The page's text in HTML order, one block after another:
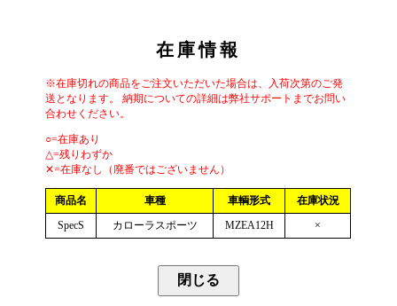
在庫情報
※在庫切れの商品をご注文いただいた場合は、入荷次第のご発
送となります。 納期についての詳細は弊社サポートまでお問い
合わせください。
○=在庫あり
△=残りわずか
✕=在庫なし（廃番ではございません）
商品名 車種 車輌形式
在庫状況
SpecS
カローラスポーツ MZEA12H ×